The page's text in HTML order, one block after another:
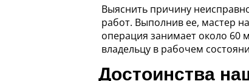
Выяснить причину
работ. Выполнив ее, мастер
операция занимает около 60
владельцу в рабочем
Достоинства